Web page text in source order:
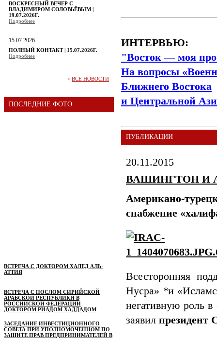
ВОСКРЕСНЫЙ ВЕЧЕР С
ВЛАДИМИРОМ СОЛОВЬЁВЫМ |
19.07.2026Г.
Подробнее
15.07.2026
ПОЛНЫЙ КОНТАКТ | 15.07.2026Г.
Подробнее
> ВСЕ НОВОСТИ
ПОСЛЕДНИЕ ФОТО
ВСТРЕЧА С ДОКТОРОМ ХАЛЕД АЛЬ-
АТТИЯ
ВСТРЕЧА С ПОСЛОМ СИРИЙСКОЙ
АРАБСКОЙ РЕСПУБЛИКИ В
РОССИЙСКОЙ ФЕДЕРАЦИИ
ДОКТОРОМ РИАДОМ ХАДДАДОМ
ЗАСЕДАНИЕ ИНВЕСТИЦИОННОГО
СОВЕТА ПРИ УПОЛНОМОЧЕННОМ ПО
ЗАЩИТЕ ПРАВ ПРЕДПРИНИМАТЕЛЕЙ В
ИНТЕРВЬЮ:
"Восток — моя
На вопросы
Ближнего Востока
и Центральной
ПУБЛИКАЦИИ
20.11.2015
ВАШИНГТОН И
Американо-
снабжение
Всесторонняя
Нусра» *и
негативную роль
заявил президент